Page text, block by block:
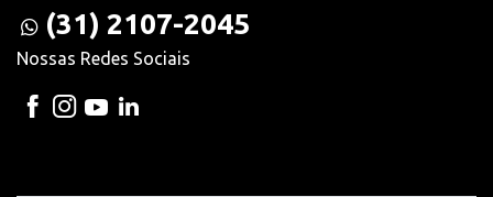
(31) 2107-2045
Nossas Redes Sociais